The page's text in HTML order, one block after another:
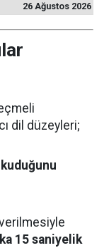
26 Ağustos 2026
dil düzeyleri;
15 saniyelik